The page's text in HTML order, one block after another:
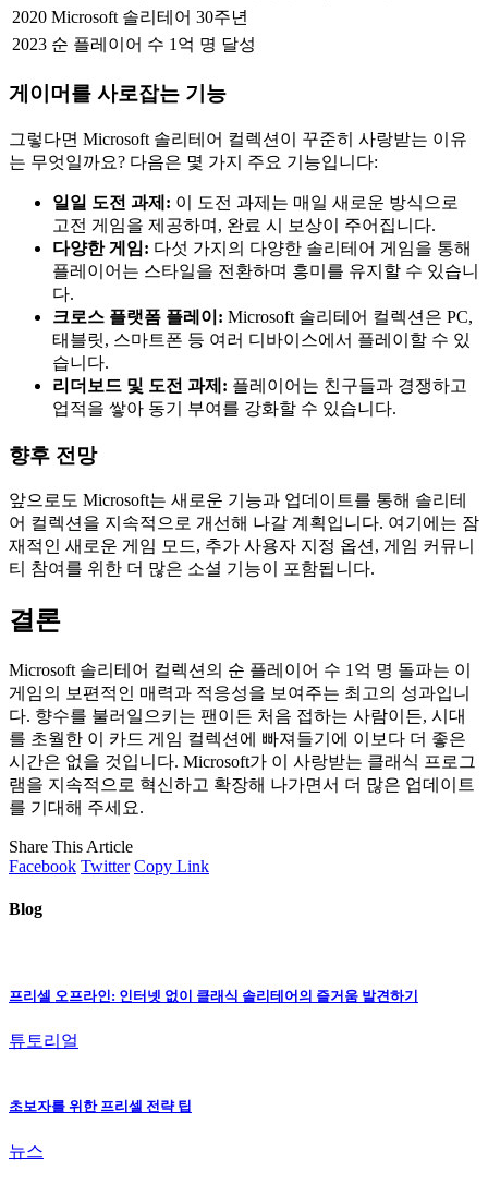
2020 Microsoft 솔리테어 30주년
2023 순 플레이어 수 1억 명 달성
게이머를 사로잡는 기능
그렇다면 Microsoft 솔리테어 컬렉션이 꾸준히 사랑받는 이유
는 무엇일까요? 다음은 몇 가지 주요 기능입니다:
일일 도전 과제: 이 도전 과제는 매일 새로운 방식으로
고전 게임을 제공하며, 완료 시 보상이 주어집니다.
다양한 게임: 다섯 가지의 다양한 솔리테어 게임을 통해
플레이어는 스타일을 전환하며 흥미를 유지할 수 있습니
다.
크로스 플랫폼 플레이: Microsoft 솔리테어 컬렉션은 PC,
태블릿, 스마트폰 등 여러 디바이스에서 플레이할 수 있
습니다.
리더보드 및 도전 과제: 플레이어는 친구들과 경쟁하고
업적을 쌓아 동기 부여를 강화할 수 있습니다.
향후 전망
앞으로도 Microsoft는 새로운 기능과 업데이트를 통해 솔리테
어 컬렉션을 지속적으로 개선해 나갈 계획입니다. 여기에는 잠
재적인 새로운 게임 모드, 추가 사용자 지정 옵션, 게임 커뮤니
티 참여를 위한 더 많은 소셜 기능이 포함됩니다.
결론
Microsoft 솔리테어 컬렉션의 순 플레이어 수 1억 명 돌파는 이
게임의 보편적인 매력과 적응성을 보여주는 최고의 성과입니
다. 향수를 불러일으키는 팬이든 처음 접하는 사람이든, 시대
를 초월한 이 카드 게임 컬렉션에 빠져들기에 이보다 더 좋은
시간은 없을 것입니다. Microsoft가 이 사랑받는 클래식 프로그
램을 지속적으로 혁신하고 확장해 나가면서 더 많은 업데이트
를 기대해 주세요.
Share This Article
Facebook Twitter Copy Link
Blog
프리셀 오프라인: 인터넷 없이 클래식 솔리테어의 즐거움 발견하기
튜토리얼
초보자를 위한 프리셀 전략 팁
뉴스